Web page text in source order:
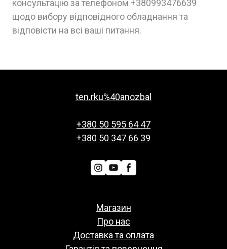
консультацію за телефоном +380993476639
щодо вибору відповідного обладнання та
відповісти на всі ваші питання.
ten.rku%40anozbal
+380 50 595 64 47
+380 50 347 66 39
Магазин
Про нас
Доставка та оплата